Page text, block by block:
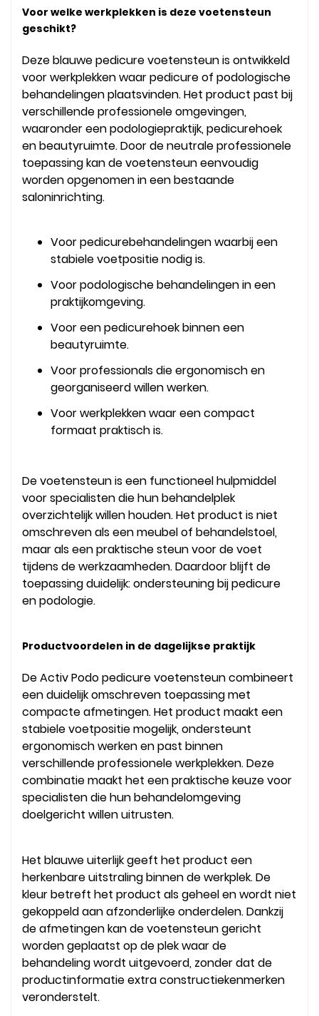
Voor welke werkplekken is deze voetensteun
geschikt?
Deze blauwe pedicure voetensteun is ontwikkeld
voor werkplekken waar pedicure of podologische
behandelingen plaatsvinden. Het product past bij
verschillende professionele omgevingen,
waaronder een podologiepraktijk, pedicurehoek
en beautyruimte. Door de neutrale professionele
toepassing kan de voetensteun eenvoudig
worden opgenomen in een bestaande
saloninrichting.
Voor pedicurebehandelingen waarbij een
stabiele voetpositie nodig is.
Voor podologische behandelingen in een
praktijkomgeving.
Voor een pedicurehoek binnen een
beautyruimte.
Voor professionals die ergonomisch en
georganiseerd willen werken.
Voor werkplekken waar een compact
formaat praktisch is.
De voetensteun is een functioneel hulpmiddel
voor specialisten die hun behandelplek
overzichtelijk willen houden. Het product is niet
omschreven als een meubel of behandelstoel,
maar als een praktische steun voor de voet
tijdens de werkzaamheden. Daardoor blijft de
toepassing duidelijk: ondersteuning bij pedicure
en podologie.
Productvoordelen in de dagelijkse praktijk
De Activ Podo pedicure voetensteun combineert
een duidelijk omschreven toepassing met
compacte afmetingen. Het product maakt een
stabiele voetpositie mogelijk, ondersteunt
ergonomisch werken en past binnen
verschillende professionele werkplekken. Deze
combinatie maakt het een praktische keuze voor
specialisten die hun behandelomgeving
doelgericht willen uitrusten.
Het blauwe uiterlijk geeft het product een
herkenbare uitstraling binnen de werkplek. De
kleur betreft het product als geheel en wordt niet
gekoppeld aan afzonderlijke onderdelen. Dankzij
de afmetingen kan de voetensteun gericht
worden geplaatst op de plek waar de
behandeling wordt uitgevoerd, zonder dat de
productinformatie extra constructiekenmerken
veronderstelt.